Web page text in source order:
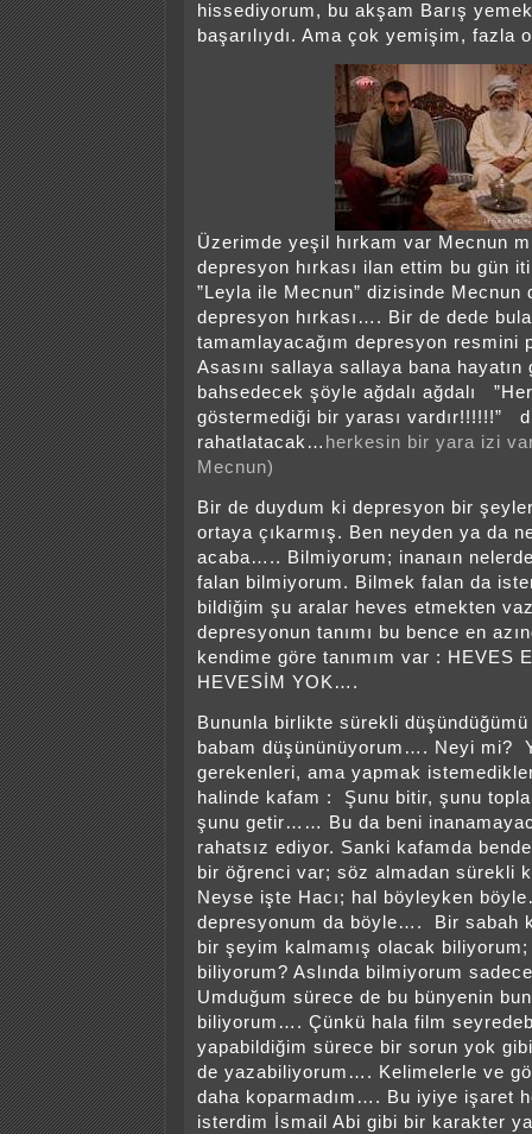
hissediyorum, bu akşam Barış
başarılıydı. Ama çok yemişim, fazla
Üzerimde yeşil hırkam var Mecnun
depresyon hırkası ilan ettim bu gün
”Leyla ile Mecnun” dizisinde Mecnun
depresyon hırkası…. Bir de dede
tamamlayacağım depresyon resmini
Asasını sallaya sallaya bana
bahsedecek şöyle ağdalı ağdalı
göstermediği bir yarası vardır!!!!!!”
rahatlatacak… herkesin bir yara izi
Mecnun)
Bir de duydum ki depresyon bir
ortaya çıkarmış. Ben neyden ya da
acaba….. Bilmiyorum; inanaın
falan bilmiyorum. Bilmek falan da
bildiğim şu aralar heves etmekten
depresyonun tanımı bu bence en
kendime göre tanımım var : HEVES
HEVESİM YOK….
Bununla birlikte sürekli
babam düşününüyorum…. Neyi mi?
gerekenleri, ama yapmak
halinde kafam : Şunu bitir, şunu
şunu getir…… Bu da beni
rahatsız ediyor. Sanki kafamda
bir öğrenci var; söz almadan sürekli
Neyse işte Hacı; hal böyleyken
depresyonum da böyle…. Bir sabah
bir şeyim kalmamış olacak biliyorum;
biliyorum? Aslında bilmiyorum
Umduğum sürece de bu bünyenin
biliyorum…. Çünkü hala film
yapabildiğim sürece bir sorun yok
de yazabiliyorum…. Kelimelerle ve
daha koparmadım…. Bu iyiye işaret
isterdim İsmail Abi gibi bir karakter